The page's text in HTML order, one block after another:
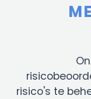
risico's te